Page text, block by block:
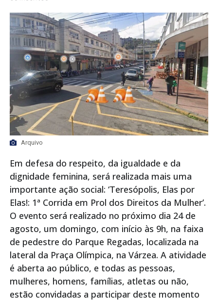
Arquivo
Em defesa do respeito, da igualdade e da
dignidade feminina, será realizada mais uma
importante ação social: ‘Teresópolis, Elas por
Elas!: 1ª Corrida em Prol dos Direitos da Mulher’.
O evento será realizado no próximo dia 24 de
agosto, um domingo, com início às 9h, na faixa
de pedestre do Parque Regadas, localizada na
lateral da Praça Olímpica, na Várzea. A atividade
é aberta ao público, e todas as pessoas,
mulheres, homens, famílias, atletas ou não,
estão convidadas a participar deste momento